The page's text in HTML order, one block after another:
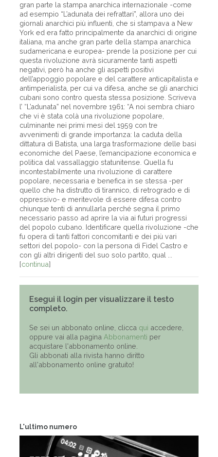
L'ultimo numero
gran parte la stampa anarchica internazionale -come
ad esempio “L’adunata dei refrattari”, allora uno dei
giornali anarchici più influenti, che si stampava a New
York ed era fatto principalmente da anarchici di origine
italiana, ma anche gran parte della stampa anarchica
sudamericana e europea- prende la posizione per cui
questa rivoluzione avrà sicuramente tanti aspetti
negativi, però ha anche gli aspetti positivi
dell’appoggio popolare e del carattere anticapitalista e
antimperialista, per cui va difesa, anche se gli anarchici
cubani sono contro questa stessa posizione. Scriveva
l’ “L’adunata” nel novembre 1961: “A noi sembra chiaro
che vi è stata colà una rivoluzione popolare,
culminante nei primi mesi del 1959 con tre
avvenimenti di grande importanza: la caduta della
dittatura di Batista, una larga trasformazione delle basi
economiche del Paese, l’emancipazione economica e
politica dal vassallaggio statunitense. Quella fu
incontestabilmente una rivoluzione di carattere
popolare, necessaria e benefica in se stessa -per
quello che ha distrutto di tirannico, di retrogrado e di
oppressivo- e meritevole di essere difesa contro
chiunque tenti di annullarla perché segna il primo
necessario passo ad aprire la via ai futuri progressi
del popolo cubano. Identificare quella rivoluzione -che
fu opera di tanti fattori concomitanti e dei più vari
settori del popolo- con la persona di Fidel Castro e
con gli altri dirigenti del suo solo partito, qual ...
[continua]
Esegui il login per visualizzare il testo
completo.
Se sei un abbonato online, clicca qui accedere,
oppure vai alla pagina Abbonamenti per
acquistare l'abbonamento online.
Gli abbonati alla rivista hanno diritto
all'abbonamento online gratuito!